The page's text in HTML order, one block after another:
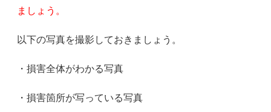
ましょう 。
以下の写真を撮影しておきましょう。
・損害全体がわかる写真
・損害箇所が写っている写真